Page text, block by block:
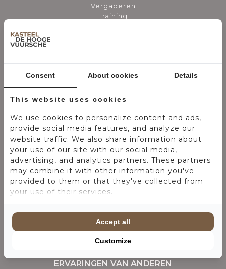
Vergaderen
Training
Blogs
Nieuws
Vacatures
Veel gestelde vragen particulier
ERVARINGEN VAN ANDEREN
Consent About cookies Details
This website uses cookies
We use cookies to personalize content and ads,
provide social media features, and analyze our
website traffic. We also share information about
your use of our site with our social media,
advertising, and analytics partners. These partners
may combine it with other information you've
provided to them or that they've collected from
your use of their services.
Customize
Accept all